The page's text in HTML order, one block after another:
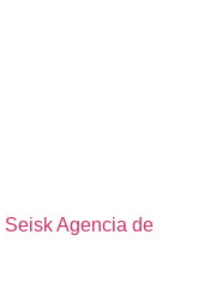
Seisk Agencia de